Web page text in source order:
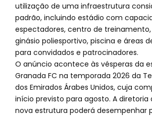
utilização de uma infraestrutura
padrão, incluindo estádio com
espectadores, centro de
ginásio poliesportivo, piscina e áreas
para convidados e patrocinadores.
O anúncio acontece às vésperas da
Granada FC na temporada 2026 da
dos Emirados Árabes Unidos, cuja
início previsto para agosto. A diretoria
nova estrutura poderá desempenhar